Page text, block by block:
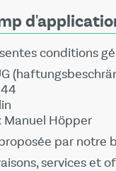
conditions
Manuel Höpper
par notre
services et